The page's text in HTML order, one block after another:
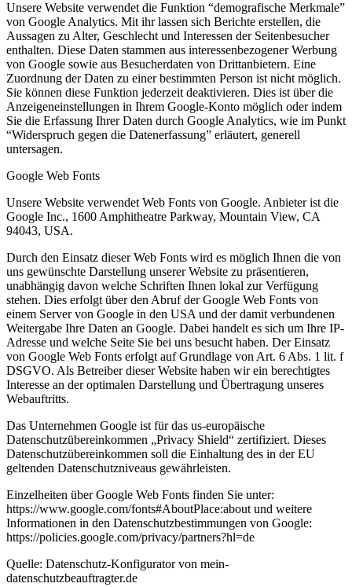
Unsere Website verwendet die Funktion “demografische Merkmale”
von Google Analytics. Mit ihr lassen sich Berichte erstellen, die
Aussagen zu Alter, Geschlecht und Interessen der Seitenbesucher
enthalten. Diese Daten stammen aus interessenbezogener Werbung
von Google sowie aus Besucherdaten von Drittanbietern. Eine
Zuordnung der Daten zu einer bestimmten Person ist nicht möglich.
Sie können diese Funktion jederzeit deaktivieren. Dies ist über die
Anzeigeneinstellungen in Ihrem Google-Konto möglich oder indem
Sie die Erfassung Ihrer Daten durch Google Analytics, wie im Punkt
“Widerspruch gegen die Datenerfassung” erläutert, generell
untersagen.
Google Web Fonts
Unsere Website verwendet Web Fonts von Google. Anbieter ist die
Google Inc., 1600 Amphitheatre Parkway, Mountain View, CA
94043, USA.
Durch den Einsatz dieser Web Fonts wird es möglich Ihnen die von
uns gewünschte Darstellung unserer Website zu präsentieren,
unabhängig davon welche Schriften Ihnen lokal zur Verfügung
stehen. Dies erfolgt über den Abruf der Google Web Fonts von
einem Server von Google in den USA und der damit verbundenen
Weitergabe Ihre Daten an Google. Dabei handelt es sich um Ihre IP-
Adresse und welche Seite Sie bei uns besucht haben. Der Einsatz
von Google Web Fonts erfolgt auf Grundlage von Art. 6 Abs. 1 lit. f
DSGVO. Als Betreiber dieser Website haben wir ein berechtigtes
Interesse an der optimalen Darstellung und Übertragung unseres
Webauftritts.
Das Unternehmen Google ist für das us-europäische
Datenschutzübereinkommen „Privacy Shield“ zertifiziert. Dieses
Datenschutzübereinkommen soll die Einhaltung des in der EU
geltenden Datenschutzniveaus gewährleisten.
Einzelheiten über Google Web Fonts finden Sie unter:
https://www.google.com/fonts#AboutPlace:about und weitere
Informationen in den Datenschutzbestimmungen von Google:
https://policies.google.com/privacy/partners?hl=de
Quelle: Datenschutz-Konfigurator von mein-
datenschutzbeauftragter.de